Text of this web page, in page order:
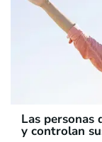
Las personas
y controlan